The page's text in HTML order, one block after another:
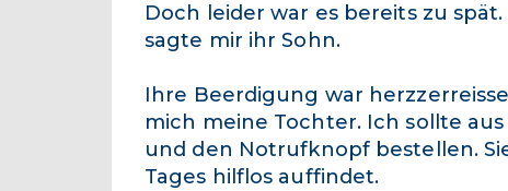
Doch leider war es bereits zu
sagte mir ihr Sohn.
Ihre Beerdigung war
mich meine Tochter. Ich sollte
und den Notrufknopf bestellen.
Tages hilflos auffindet.